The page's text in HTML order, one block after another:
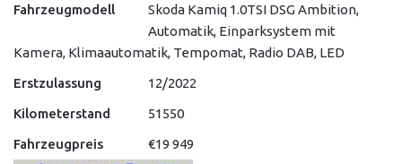
Fahrzeugmodell
Skoda Kamiq 1.0TSI DSG Ambition,
Automatik, Einparksystem mit
Kamera, Klimaautomatik, Tempomat, Radio DAB, LED
Erstzulassung
12/2022
Kilometerstand
51550
Fahrzeugpreis
€19 949